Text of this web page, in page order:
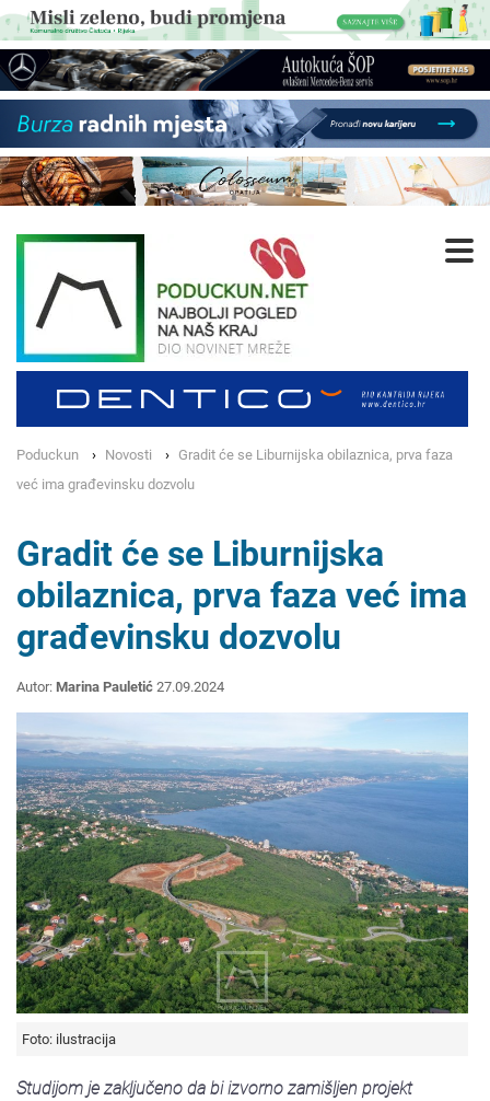
Poduckun Novosti
Gradit će se Liburnijska obilaznica, prva faza
već ima građevinsku dozvolu
Gradit će se Liburnijska
obilaznica, prva faza već ima
građevinsku dozvolu
Autor: Marina Pauletić 27.09.2024
Foto: ilustracija
Studijom je zaključeno da bi izvorno zamišljen projekt